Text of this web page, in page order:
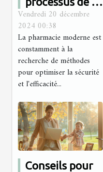
préparation
des doses à
administrer en
pharmacie
Vendredi 20 décembre
2024 00:38
La pharmacie moderne est
constamment à la
recherche de méthodes
pour optimiser la sécurité
et l'efficacité...
Conseils pour